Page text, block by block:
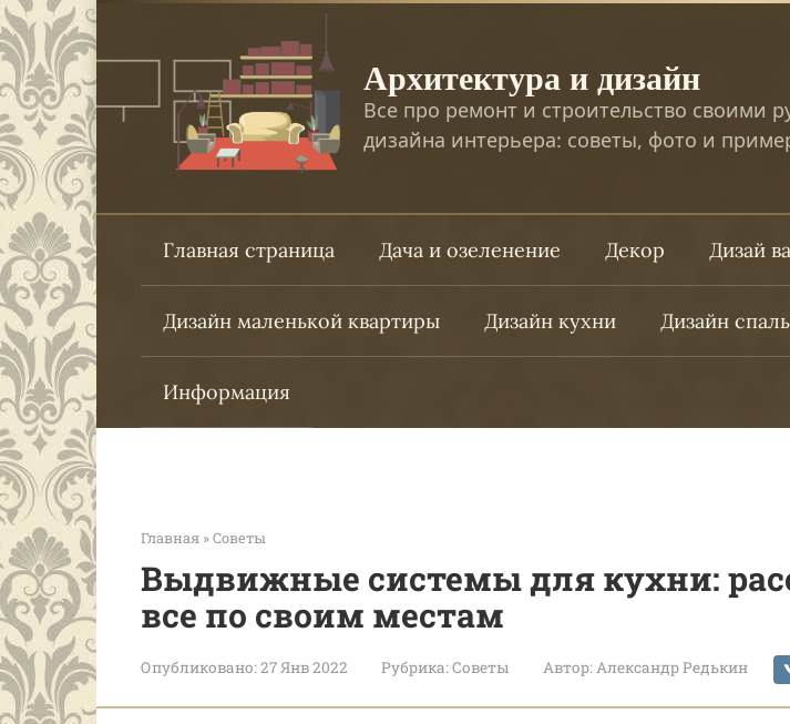
Перейти
к
контенту
Архитектура и дизайн
Все про ремонт и строительство своими
дизайна интерьера: советы, фото и
Главная страница Дача и озеленение Декор Дизай
Дизайн маленькой квартиры Дизайн кухни Дизайн
Информация
Главная »Советы
Выдвижные системы для кухни:
все по своим местам
Опубликовано:27 Янв 2022 Рубрика:Советы Автор:Александр Редькин